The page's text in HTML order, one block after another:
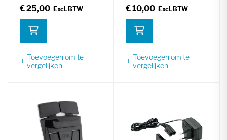
€ 25,00
Toevoegen om te
vergelijken
€ 10,00
Toevoegen om te
vergelijken